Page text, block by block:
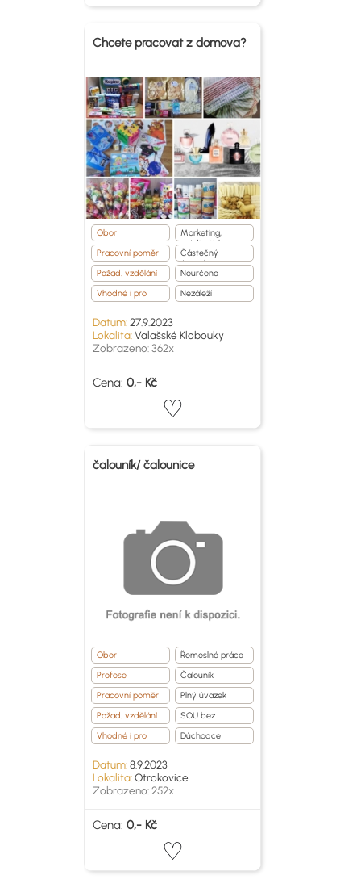
Chcete pracovat z domova?
Obor
Marketing,
média, tisk
Pracovní poměr
Částečný
úvazek
Požad. vzdělání
Neurčeno
Vhodné i pro
Nezáleží
Datum:27.9.2023
Lokalita:Valašské Klobouky
Zobrazeno: 362x
Cena: 0,- Kč
čalouník/ čalounice
Obor
Řemeslné práce
Profese
Čalouník
Pracovní poměr
Plný úvazek
Požad. vzdělání
SOU bez
maturity
Vhodné i pro
Důchodce
Datum:8.9.2023
Lokalita:Otrokovice
Zobrazeno: 252x
Cena: 0,- Kč